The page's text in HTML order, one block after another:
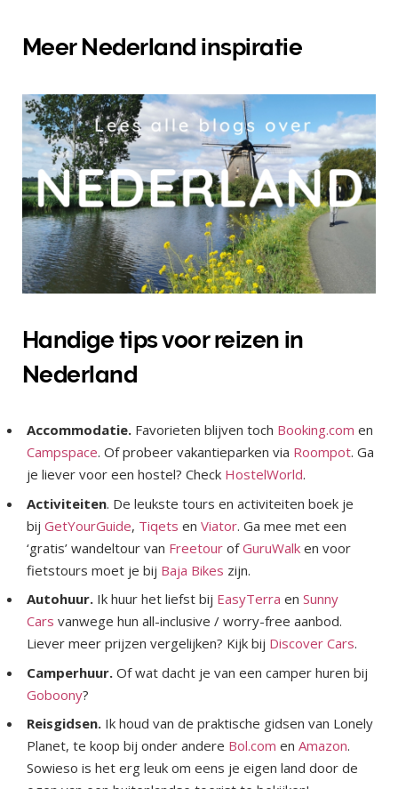
Meer Nederland inspiratie
Handige tips voor reizen in
Nederland
Accommodatie. Favorieten blijven toch Booking.com en
Campspace. Of probeer vakantieparken via Roompot. Ga
je liever voor een hostel? Check HostelWorld.
Activiteiten. De leukste tours en activiteiten boek je
bij GetYourGuide, Tiqets en Viator. Ga mee met een
‘gratis’ wandeltour van Freetour ofGuruWalk en voor
fietstours moet je bij Baja Bikes zijn.
Autohuur. Ik huur het liefst bij EasyTerra en Sunny
Cars vanwege hun all-inclusive / worry-free aanbod.
Liever meer prijzen vergelijken? Kijk bij Discover Cars.
Camperhuur. Of wat dacht je van een camper huren bij
Goboony?
Reisgidsen. Ik houd van de praktische gidsen van Lonely
Planet, te koop bij onder andere Bol.com en Amazon.
Sowieso is het erg leuk om eens je eigen land door de